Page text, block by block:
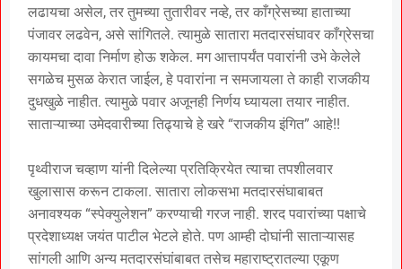
लढायचा असेल, तर तुमच्या तुतारीवर नव्हे, तर काँग्रेसच्या हाताच्या
पंजावर लढवेन, असे सांगितले. त्यामुळे सातारा मतदारसंघावर काँग्रेसचा
कायमचा दावा निर्माण होऊ शकेल. मग आत्तापर्यंत पवारांनी उभे केलेले
सगळेच मुसळ केरात जाईल, हे पवारांना न समजायला ते काही राजकीय
दुधखुळे नाहीत. त्यामुळे पवार अजूनही निर्णय घ्यायला तयार नाहीत.
साताऱ्याच्या उमेदवारीच्या तिढ्याचे हे खरे “राजकीय इंगित” आहे!!
पृथ्वीराज चव्हाण यांनी दिलेल्या प्रतिक्रियेत त्याचा तपशीलवार
खुलासास करून टाकला. सातारा लोकसभा मतदारसंघाबाबत
अनावश्यक “स्पेक्युलेशन” करण्याची गरज नाही. शरद पवारांच्या पक्षाचे
प्रदेशाध्यक्ष जयंत पाटील भेटले होते. पण आम्ही दोघांनी साताऱ्यासह
सांगली आणि अन्य मतदारसंघांबाबत तसेच महाराष्ट्रातल्या एकूण